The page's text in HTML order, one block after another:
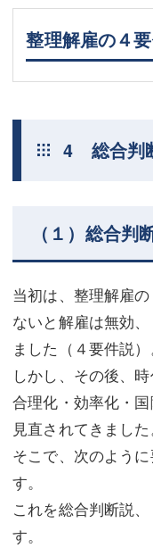
整理解雇の４
4 総合判
（１）総合判
当初は、整理解雇
ないと解雇は無効
ました（４要件説）
しかし、その後、
合理化・効率化・
見直されてきました
そこで、次のよう
す。
これを総合判断説
す。